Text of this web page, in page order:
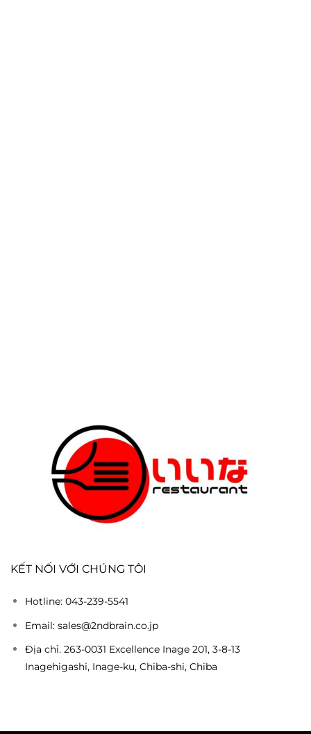
KẾT NỐI VỚI CHÚNG TÔI
Hotline: 043-239-5541
Email: sales@2ndbrain.co.jp
Địa chỉ. 263-0031 Excellence Inage 201, 3-8-13
Inagehigashi, Inage-ku, Chiba-shi, Chiba